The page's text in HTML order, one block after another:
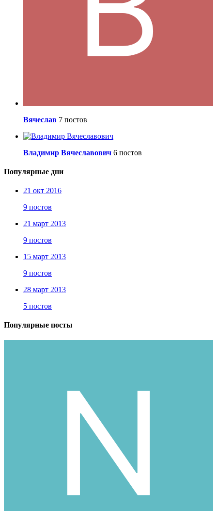
Вячеслав 7 постов
Владимир Вячеславович 6 постов
Популярные дни
21 окт 2016
9 постов
21 март 2013
9 постов
15 март 2013
9 постов
28 март 2013
5 постов
Популярные посты